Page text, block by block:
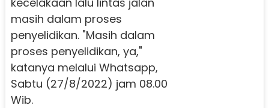
masih dalam proses
penyelidikan. "Masih dalam
proses penyelidikan, ya,"
katanya melalui Whatsapp,
Sabtu (27/8/2022) jam 08.00
Wib.